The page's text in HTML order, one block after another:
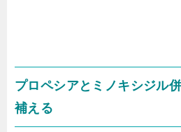
プロペシアとミノキシジル
補える